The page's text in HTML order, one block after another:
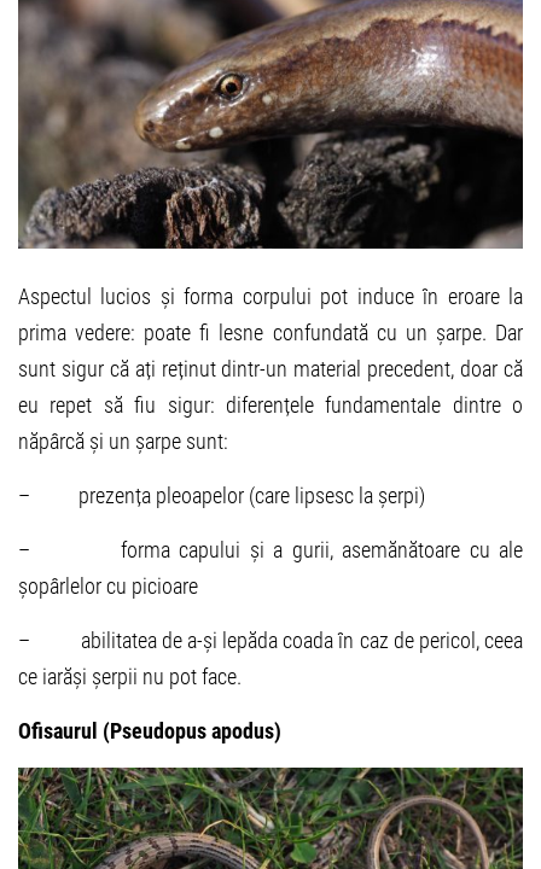
Aspectul lucios și forma corpului pot induce în eroare la
prima vedere: poate fi lesne confundată cu un șarpe. Dar
sunt sigur că ați reținut dintr-un material precedent, doar că
eu repet să fiu sigur: diferențele fundamentale dintre o
năpârcă și un șarpe sunt:
– prezența pleoapelor (care lipsesc la șerpi)
– forma capului și a gurii, asemănătoare cu ale
șopârlelor cu picioare
– abilitatea de a-și lepăda coada în caz de pericol, ceea
ce iarăși șerpii nu pot face.
Ofisaurul (Pseudopus apodus)